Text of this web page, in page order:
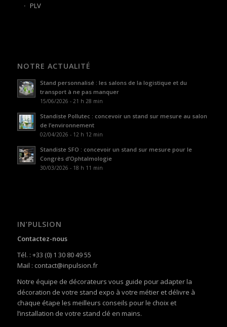
PLV
NOTRE ACTUALITÉ
Stand personnalisé : les salons de la logistique et du
transport à ne pas manquer
15/06/2026 - 21 h 28 min
Standiste Pollutec : concevoir un stand sur mesure au salon
de l’environnement
02/04/2026 - 12 h 12 min
Standiste SFO : concevoir un stand sur mesure pour le
Congrès d’Ophtalmologie
30/03/2026 - 18 h 11 min
IN’PULSION
Contactez-nous
Tél. : +33 (0) 1 30 80 49 55
Mail : contact@inpulsion.fr
Notre équipe de décorateurs vous guide pour adapter la
décoration de votre stand expo à votre métier et délivre à
chaque étape les meilleurs conseils pour le choix et
l’installation de votre stand clé en mains.